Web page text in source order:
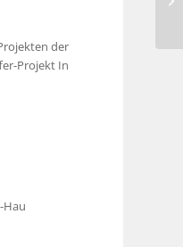
der
Projekt In
Hau